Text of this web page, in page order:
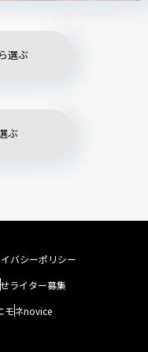
選ぶ
ぶ
バシーポリシー
ライター募集
モネnovice